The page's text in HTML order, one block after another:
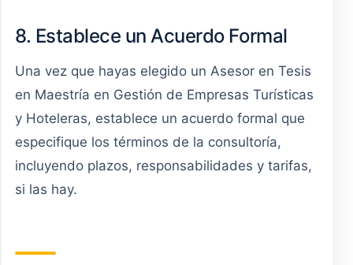
8. Establece un Acuerdo Formal
Una vez que hayas elegido un Asesor en Tesis
en Maestría en Gestión de Empresas Turísticas
y Hoteleras, establece un acuerdo formal que
especifique los términos de la consultoría,
incluyendo plazos, responsabilidades y tarifas,
si las hay.